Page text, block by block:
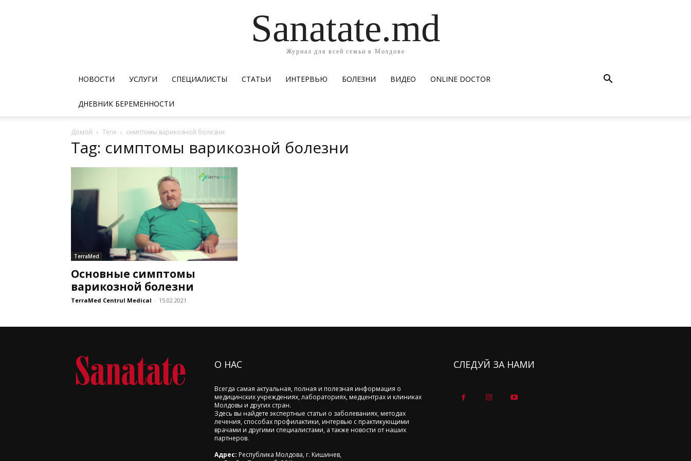
Sanatate.md
Журнал для всей семьи в Молдове
НОВОСТИ УСЛУГИ СПЕЦИАЛИСТЫ СТАТЬИ ИНТЕРВЬЮ БОЛЕЗНИ ВИДЕО ОNLINE DOCTOR
ДНЕВНИК БЕРЕМЕННОСТИ
Домой Теги симптомы варикозной болезни
Tag: симптомы варикозной болезни
TerraMed
Основные симптомы
варикозной болезни
TerraMed Centrul Medical - 15.02.2021
О НАС
Всегда самая актуальная, полная и полезная информация о
медицинских учреждениях, лабораториях, медцентрах и клиниках
Молдовы и других стран.
Здесь вы найдете экспертные статьи о заболеваниях, методах
лечения, способах профилактики, интервью с практикующими
врачами и другими специалистами, а также новости от наших
партнеров.
Адрес: Республика Молдова, г. Кишинев,
СЛЕДУЙ ЗА НАМИ